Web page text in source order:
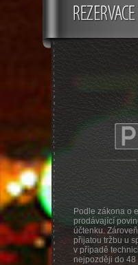
Podle zákona o
prodávající
účtenku.
přijatou tržbu u
v případě
nejpozději do 48